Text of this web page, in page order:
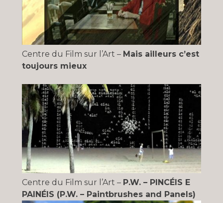
Centre du Film sur l’Art – Mais ailleurs c’est
toujours mieux
Centre du Film sur l’Art – P.W. – PINCÉIS E
PAINÉIS (P.W. – Paintbrushes and Panels)